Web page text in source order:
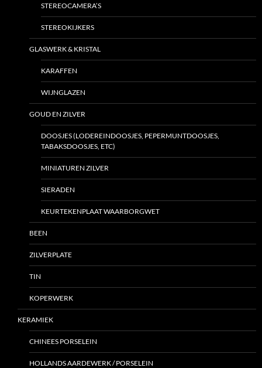
STEREOCAMERA’S
STEREOKIJKERS
GLASWERK & KRISTAL
KARAFFEN
WIJNGLAZEN
GOUD EN ZILVER
DOOSJES (LODEREINDOOSJES, PEPERMUNTDOOSJES,
TABAKSDOOSJES, ETC)
MINIATUREN ZILVER
SIERADEN
KEURTEKENPLAAT WAARBORGWET
BEEN
ZILVERPLATE
TIN
KOPERWERK
KERAMIEK
CHINEES PORSELEIN
HOLLANDS AARDEWERK / PORSELEIN